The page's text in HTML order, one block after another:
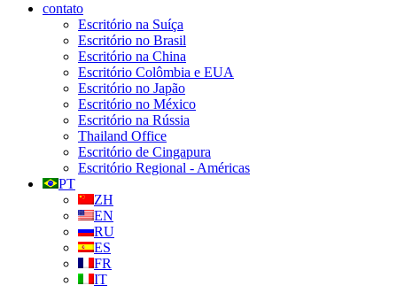
contato
Escritório na Suíça
Escritório no Brasil
Escritório na China
Escritório Colômbia e EUA
Escritório no Japão
Escritório no México
Escritório na Rússia
Thailand Office
Escritório de Cingapura
Escritório Regional - Américas
PT
ZH
EN
RU
ES
FR
IT